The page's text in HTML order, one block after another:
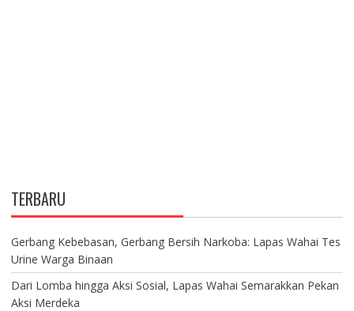
TERBARU
Gerbang Kebebasan, Gerbang Bersih Narkoba: Lapas Wahai Tes
Urine Warga Binaan
Dari Lomba hingga Aksi Sosial, Lapas Wahai Semarakkan Pekan
Aksi Merdeka